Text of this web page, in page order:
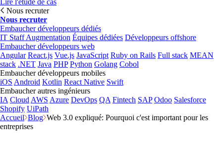
Lire l'étude de cas
Nous recruter
Nous recruter
Embaucher développeurs dédiés
IT Staff Augmentation Équipes dédiées Développeurs offshore
Embaucher développeurs web
Angular React.js Vue.js JavaScript Ruby on Rails Full stack MEAN
stack .NET Java PHP Python Golang Cobol
Embaucher développeurs mobiles
iOS Android Kotlin React Native Swift
Embaucher autres ingénieurs
IA Cloud AWS Azure DevOps QA Fintech SAP Odoo Salesforce
Shopify UiPath
Accueil Blog Web 3.0 expliqué: Pourquoi c'est important pour les
entreprises